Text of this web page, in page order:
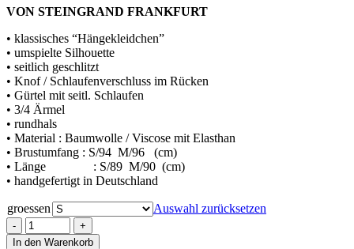
VON STEINGRAND FRANKFURT
• klassisches “Hängekleidchen”
• umspielte Silhouette
• seitlich geschlitzt
• Knof / Schlaufenverschluss im Rücken
• Gürtel mit seitl. Schlaufen
• 3/4 Ärmel
• rundhals
• Material : Baumwolle / Viscose mit Elasthan
• Brustumfang : S/94 M/96 (cm)
• Länge : S/89 M/90 (cm)
• handgefertigt in Deutschland
groessen Auswahl zurücksetzen
In den Warenkorb